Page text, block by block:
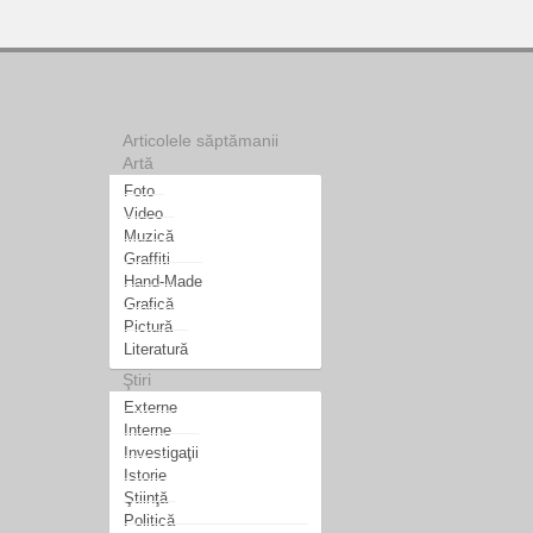
Articolele săptămanii
Artă
Foto
Video
Muzică
Graffiti
Hand-Made
Grafică
Pictură
Literatură
Ştiri
Externe
Interne
Investigaţii
Istorie
Ştiinţă
Politică